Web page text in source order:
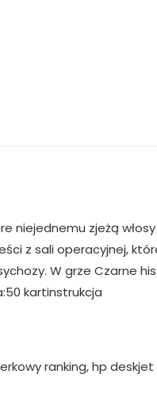
niejednemu zjeżą
z sali operacyjnej,
W grze Czarne
kartinstrukcja
ranking, hp deskjet